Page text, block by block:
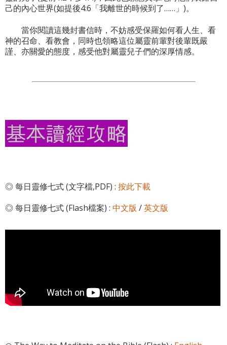
己的內心世界(如提後4:6「我離世的時候到了……」)。
當你閱讀這幾封書信時，不妨感受保羅如何看人生、看
神的召命、看教會，同時也領略這位屬靈前輩對後輩既嚴
謹、亦關愛的態度，感受他對屬靈兒子們的深厚情感。
◎ 每日靈修七式 (文字檔,PDF) : 按此下載
◎ 每日靈修七式 (Flash檔案) : 中文版/英文版